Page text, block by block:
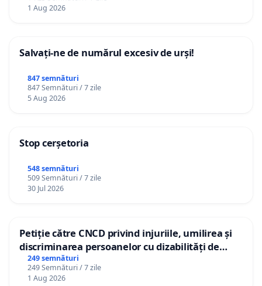
1 Aug 2026
Salvați-ne de numărul excesiv de urși!
847 semnături
847 Semnături / 7 zile
5 Aug 2026
Stop cerșetoria
548 semnături
509 Semnături / 7 zile
30 Jul 2026
Petiție către CNCD privind injuriile, umilirea și
discriminarea persoanelor cu dizabilități de
către utilizatorul TikTok „Gorici”
249 semnături
249 Semnături / 7 zile
1 Aug 2026